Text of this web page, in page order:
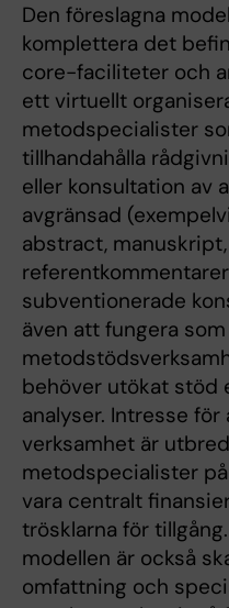
Den föreslagna
komplettera det
core-faciliteter och
ett virtuellt
metodspecialister
tillhandahålla
eller konsultation av
avgränsad
abstract,
subventionerade
även att fungera
behöver utökat stöd
analyser. Intresse
verksamhet är
metodspecialister
vara centralt
trösklarna för
modellen är också
omfattning och